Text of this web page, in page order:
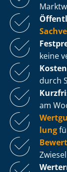
keine
durch
am
lung
Zwiesel